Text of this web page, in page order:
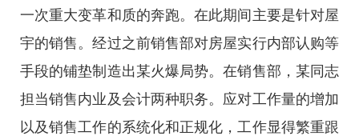
一次重大变革和质的奔跑。在此期间主要是针对屋
宇的销售。经过之前销售部对房屋实行内部认购等
手段的铺垫制造出某火爆局势。在销售部，某同志
担当销售内业及会计两种职务。应对工作量的增加
以及销售工作的系统化和正规化，工作显得繁重跟